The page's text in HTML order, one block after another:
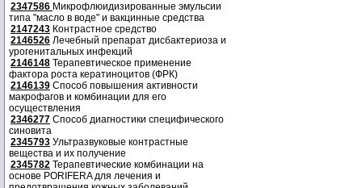
2347586 Микрофлюидизированные эмульсии
типа "масло в воде" и вакцинные средства
2147243 Контрастное средство
2146526 Лечебный препарат дисбактериоза и
урогенитальных инфекций
2146148 Терапевтическое применение
фактора роста кератиноцитов (ФРК)
2146139 Способ повышения активности
макрофагов и комбинации для его
осуществления
2346277 Способ диагностики специфического
синовита
2345793 Ультразвуковые контрастные
вещества и их получение
2345782 Терапевтические комбинации на
основе PORIFERA для лечения и